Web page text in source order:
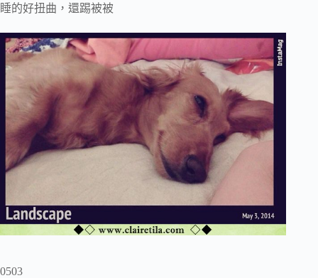
睡的好扭曲，還踢被被
0503